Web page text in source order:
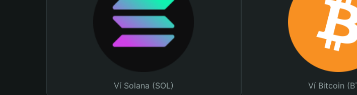
Ví Solana (SOL) Ví Bitcoin